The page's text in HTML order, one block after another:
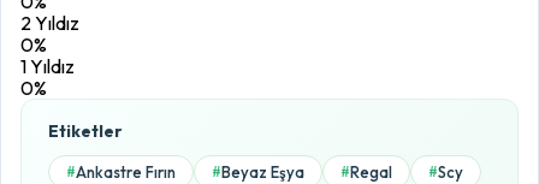
2 Yıldız
0%
1 Yıldız
0%
Etiketler
#Ankastre Fırın #Beyaz Eşya #Regal #Scy